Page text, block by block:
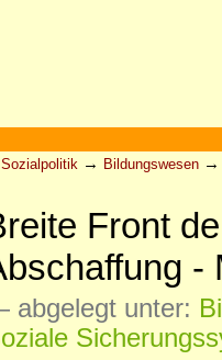
→ Bildungswesen
Front
-
abgelegt unter: